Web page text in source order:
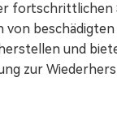
fortschrittlichen
von
und
zur